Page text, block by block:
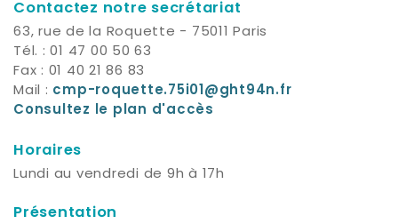
Contactez notre secrétariat
63, rue de la Roquette - 75011 Paris
Tél. : 01 47 00 50 63
Fax : 01 40 21 86 83
Mail : cmp-roquette.75i01@ght94n.fr
Consultez le plan d'accès
Horaires
Lundi au vendredi de 9h à 17h
Présentation